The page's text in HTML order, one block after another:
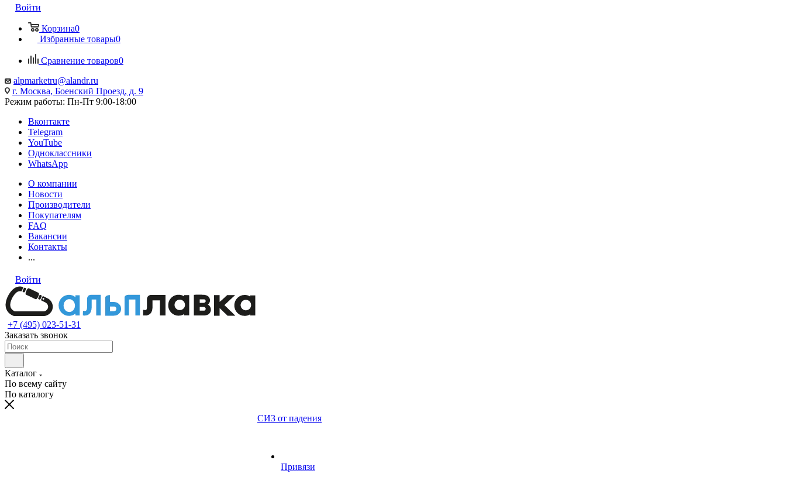
Войти
Корзина0
Избранные товары0
Сравнение товаров0
alpmarketru@alandr.ru
г. Москва, Боенский Проезд, д. 9
Режим работы: Пн-Пт 9:00-18:00
Вконтакте
Telegram
YouTube
Одноклассники
WhatsApp
О компании
Новости
Производители
Покупателям
FAQ
Вакансии
Контакты
...
Войти
+7 (495) 023-51-31
Заказать звонок
Каталог
По всему сайту
По каталогу
СИЗ от падения
Привязи